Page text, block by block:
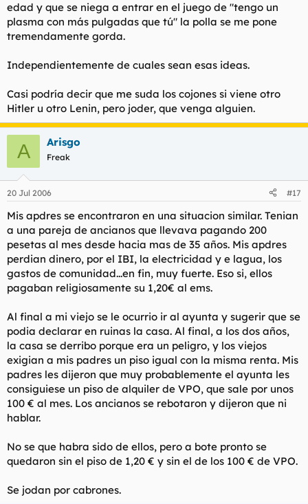
edad y que se niega a entrar en el juego de "tengo un
plasma con más pulgadas que tú" la polla se me pone
tremendamente gorda.
Independientemente de cuales sean esas ideas.
Casi podría decir que me suda los cojones si viene otro
Hitler u otro Lenin, pero joder, que venga alguien.
A Arisgo
Freak
20 Jul 2006 #17
Mis apdres se encontraron en una situacion similar. Tenian
a una pareja de ancianos que llevava pagando 200
pesetas al mes desde hacia mas de 35 años. Mis apdres
perdian dinero, por el IBI, la electricidad y e lagua, los
gastos de comunidad...en fin, muy fuerte. Eso si, ellos
pagaban religiosamente su 1,20€ al ems.
Al final a mi viejo se le ocurrio ir al ayunta y sugerir que se
podia declarar en ruinas la casa. Al final, a los dos años,
la casa se derribo porque era un peligro, y los viejos
exigian a mis padres un piso igual con la misma renta. Mis
padres les dijeron que muy probablemente el ayunta les
consiguiese un piso de alquiler de VPO, que sale por unos
100 € al mes. Los ancianos se rebotaron y dijeron que ni
hablar.
No se que habra sido de ellos, pero a bote pronto se
quedaron sin el piso de 1,20 € y sin el de los 100 € de VPO.
Se jodan por cabrones.